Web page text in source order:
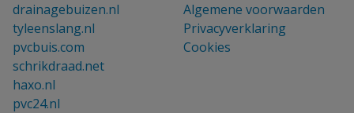
drainagebuizen.nl
tyleenslang.nl
pvcbuis.com
schrikdraad.net
haxo.nl
pvc24.nl
Algemene voorwaarden
Privacyverklaring
Cookies